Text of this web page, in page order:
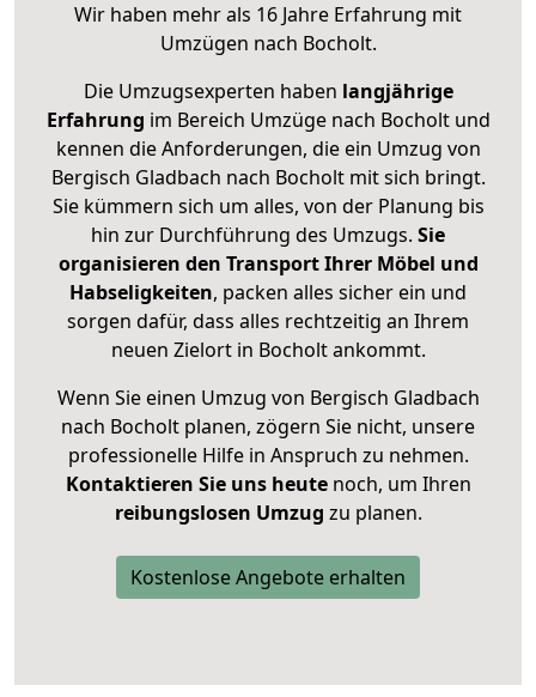
Wir haben mehr als 16 Jahre Erfahrung mit
Umzügen nach Bocholt.
Die Umzugsexperten haben langjährige
Erfahrung im Bereich Umzüge nach Bocholt und
kennen die Anforderungen, die ein Umzug von
Bergisch Gladbach nach Bocholt mit sich bringt.
Sie kümmern sich um alles, von der Planung bis
hin zur Durchführung des Umzugs. Sie
organisieren den Transport Ihrer Möbel und
Habseligkeiten, packen alles sicher ein und
sorgen dafür, dass alles rechtzeitig an Ihrem
neuen Zielort in Bocholt ankommt.
Wenn Sie einen Umzug von Bergisch Gladbach
nach Bocholt planen, zögern Sie nicht, unsere
professionelle Hilfe in Anspruch zu nehmen.
Kontaktieren Sie uns heutenoch, um Ihren
reibungslosen Umzug zu planen.
Kostenlose Angebote erhalten